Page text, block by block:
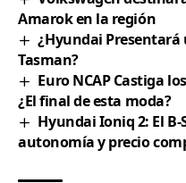
Amarok en la región
¿Hyundai Presentará
Tasman?
Euro NCAP Castiga
¿El final de esta moda?
Hyundai Ioniq 2: El
autonomía y precio